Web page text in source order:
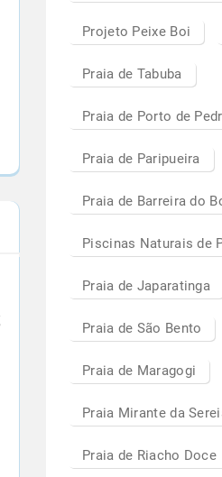
Projeto Peixe Boi
Praia de Tabuba
Praia de Porto de
Praia de Paripueira
Praia de Barreira do
Piscinas Naturais de
Praia de Japaratinga
Praia de São Bento
Praia de Maragogi
Praia Mirante da
Praia de Riacho Doce